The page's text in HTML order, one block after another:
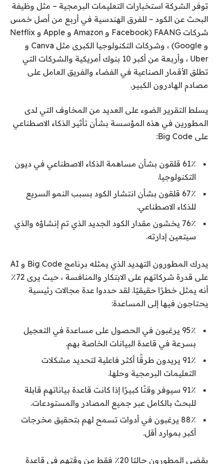
توفر الشركة استخبارات التعليمات البرمجية – مثل وظيفة
البحث عن الكود – للفرق الهندسية في أربع من أصل خمس
شركات FAANG (Facebook و Amazon و Apple و Netflix
و Google) ، وشركات التكنولوجيا الكبرى مثل Canva و
Uber ، وأربعة من أكبر 10 بنوك أمريكية والشركات التي
تطلق الأقمار الصناعية في الفضاء والفريق العامل على
مصادم الهادرون الكبير.
يسلط التقرير الضوء على العديد من المخاوف التي لدى
المطورين في هذه المؤسسة بشأن تأثير الذكاء الاصطناعي
على Big Code:
61٪ قلقون بشأن مساهمة الذكاء الاصطناعي في ديون
التكنولوجيا.
67٪ قلقون بشأن انتشار الكود بسبب النمو السريع
للذكاء الاصطناعي.
76٪ يخشون مقدار الكود الجديد الذي تم إنشاؤه والذي
سيتعين إدارته.
يدرك المطورون التهديد الذي يمثله برنامج Big Code و AI
على قدرة شركاتهم على الابتكار والمنافسة ، حيث يرى 72٪
أنه يمثل خطرًا حقيقيًا. لقد حددوا عدة مجالات رئيسية
يحتاجون فيها إلى المساعدة:
95٪ يرغبون في الحصول على مساعدة في التعجيل
بسرعة في قاعدة البيانات الخاصة بهم.
91٪ يريدون طرقًا أكثر فاعلية لتحديد مشكلات
التعليمات البرمجية وحلها.
91٪ سيوفر وقتًا كبيرًا إذا كانت قاعدة بياناتهم قابلة
للبحث بالكامل عبر جميع المصادر والمستودعات.
88٪ يرغبون في أدوات تسمح لهم بتحقيق مخرجات
أكبر بموارد أقل.
يقضي المطورون حاليًا 20٪ فقط من وقتهم في قاعدة